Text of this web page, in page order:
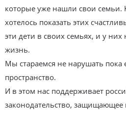
которые уже нашли свои
хотелось показать этих
эти дети в своих семьях, и у них
жизнь.
Мы стараемся не нарушать пока
пространство.
И в этом нас поддерживает
законодательство, защищающее